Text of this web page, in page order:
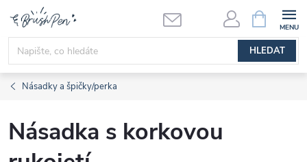
obsah
HLEDAT
NÁKUPNÍ
KOŠÍK
Násadky a špičky/perka
Násadka s korkovou